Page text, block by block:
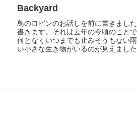
Backyard
鳥のロビンのお話しを前に書きまし
書きます。それは去年の今頃のこと
何となくいつまでも止みそうもない
い小さな生き物がいるのが見えまし